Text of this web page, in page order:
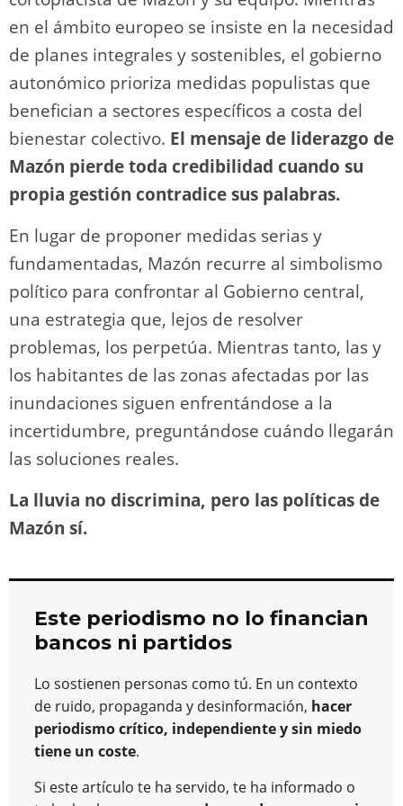
en el ámbito europeo se insiste en la necesidad
de planes integrales y sostenibles, el gobierno
autonómico prioriza medidas populistas que
benefician a sectores específicos a costa del
bienestar colectivo. El mensaje de liderazgo de
Mazón pierde toda credibilidad cuando su
propia gestión contradice sus palabras.
En lugar de proponer medidas serias y
fundamentadas, Mazón recurre al simbolismo
político para confrontar al Gobierno central,
una estrategia que, lejos de resolver
problemas, los perpetúa. Mientras tanto, las y
los habitantes de las zonas afectadas por las
inundaciones siguen enfrentándose a la
incertidumbre, preguntándose cuándo llegarán
las soluciones reales.
La lluvia no discrimina, pero las políticas de
Mazón sí.
Este periodismo no lo financian
bancos ni partidos
Lo sostienen personas como tú. En un contexto
de ruido, propaganda y desinformación, hacer
periodismo crítico, independiente y sin miedo
tiene un coste.
Si este artículo te ha servido, te ha informado o